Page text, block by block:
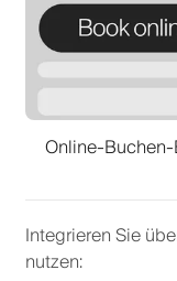
Online-
Integrieren Sie
nutzen: